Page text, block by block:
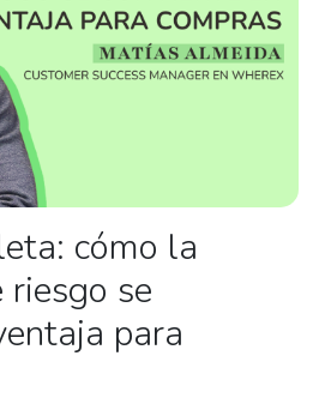
cómo la
riesgo se
para